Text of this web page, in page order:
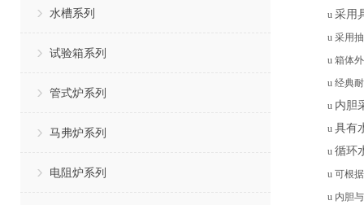
水槽系列
试验箱系列
管式炉系列
马弗炉系列
电阻炉系列
u 采用
u 采用
u 箱体
u 经典
u 内胆
u 具有
u 循环
u 可根
u 内胆